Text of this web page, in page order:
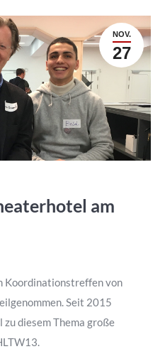
NOV.
27
am
Koordinationstreffen von
Seit 2015
diesem Thema große